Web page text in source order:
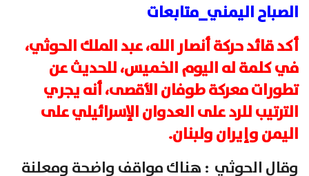
الصباح اليمني_متابعات
أكد قائد حركة أنصار الله، عبد الملك الحوثي،
في كلمة له اليوم الخميس، للحديث عن
تطورات معركة طوفان الأقصى، أنه يجري
الترتيب للرد على العدوان الإسرائيلي على
اليمن وإيران ولبنان.
وقال الحوثي : هناك مواقف واضحة ومعلنة